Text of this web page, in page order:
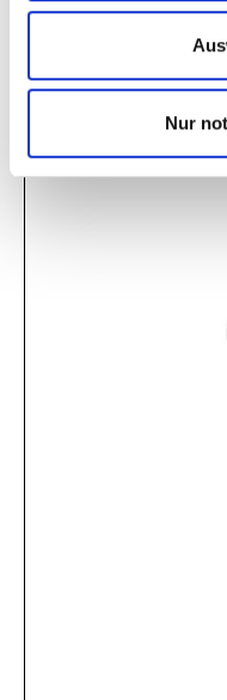
Nur
Bag klein